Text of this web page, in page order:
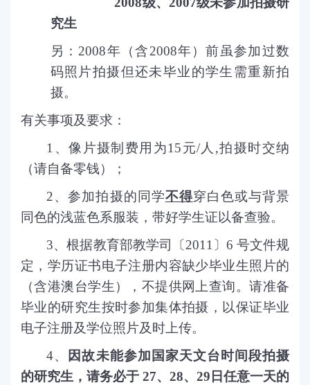
究生
另：2008年（含2008年）前虽参加过数
码照片拍摄但还未毕业的学生需重新拍
摄。
有关事项及要求：
1 、像片摄制费用为15元/人 ,拍摄时交纳
（请自备零钱）；
2、参加拍摄的同学不得穿白色或与背景
同色的浅蓝色系服装，带好学生证以备查验。
3、根据教育部教学司〔2011 〕 6 号文件规
定，学历证书电子注册内容缺少毕业生照片的
（含港澳台学生 ），不提供网上查询。请准备
毕业的研究生按时参加集体拍摄，以保证毕业
电子注册及学位照片及时上传。
4、
因故未能参加国家天文台时间段拍摄
的研究生，请务必于 27、 28、 29 日任意一天的